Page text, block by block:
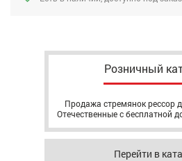
Розничный
Продажа стремянок рессор
Отечественные с бесплатной
Перейти в